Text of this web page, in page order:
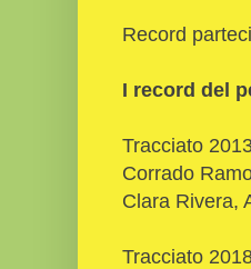
Record
I record del
Tracciato
Corrado
Clara Rivera,
Tracciato